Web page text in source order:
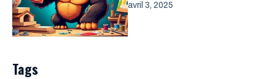
avril 3, 2025
Tags